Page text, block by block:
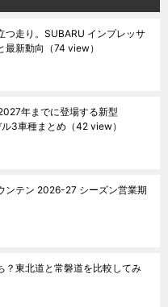
つ走り。SUBARU インプレッサ
最新動向 （74 view）
年までに登場する新型
3車種まとめ （42 view）
ンテン 2026-27 シーズン営業期
？東北道と常磐道を比較してみ